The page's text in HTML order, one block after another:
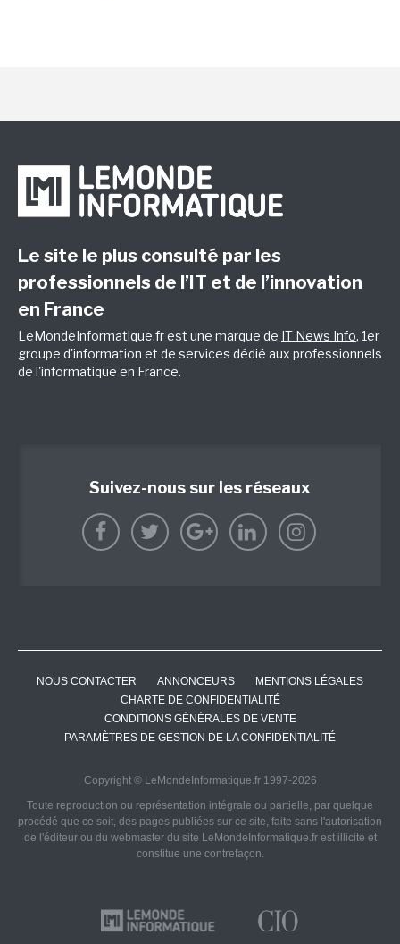
Le site le plus consulté par les
professionnels de l’IT et de l’innovation
en France
LeMondeInformatique.fr est une marque de IT News Info, 1er
groupe d'information et de services dédié aux professionnels
de l'informatique en France.
Suivez-nous sur les réseaux
NOUS CONTACTER ANNONCEURS
MENTIONS LÉGALES
CHARTE DE CONFIDENTIALITÉ
CONDITIONS GÉNÉRALES DE VENTE
PARAMÈTRES DE GESTION DE LA CONFIDENTIALITÉ
Copyright © LeMondeInformatique.fr 1997-2026
Toute reproduction ou représentation intégrale ou partielle, par quelque
procédé que ce soit, des pages publiées sur ce site, faite sans l'autorisation
de l'éditeur ou du webmaster du site LeMondeInformatique.fr est illicite et
constitue une contrefaçon.